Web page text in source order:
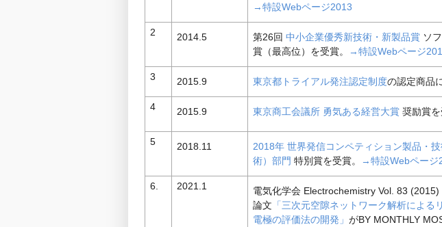
→特設Webページ2013
2 2014.5 第26回 中小企業優秀新技術・新製品賞 ソ
賞（最高位）を受賞。
→特設Webページ
3 2015.9 東京都トライアル発注認定制度の認定商品
4 2015.9 東京商工会議所 勇気ある経営大賞 奨励賞
5
2018.11
2018年 世界発信コンペティション製品・
術）部門 特別賞を受賞。 →特設Webページ
6. 2021.1
電気化学会 Electrochemistry Vol. 83
論文 「三次元空隙ネットワーク解析による
電極の評価法の開発」 がBY MONTHLY